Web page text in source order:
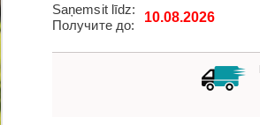
Saņemsit līdz:
Получите до:
10.08.2026